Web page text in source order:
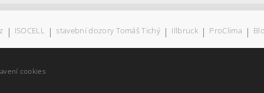
hodnocení souhlasíte s
| ISOCELL | stavební dozory Tomáš Tichý | Illbruck | ProClima |
cookies